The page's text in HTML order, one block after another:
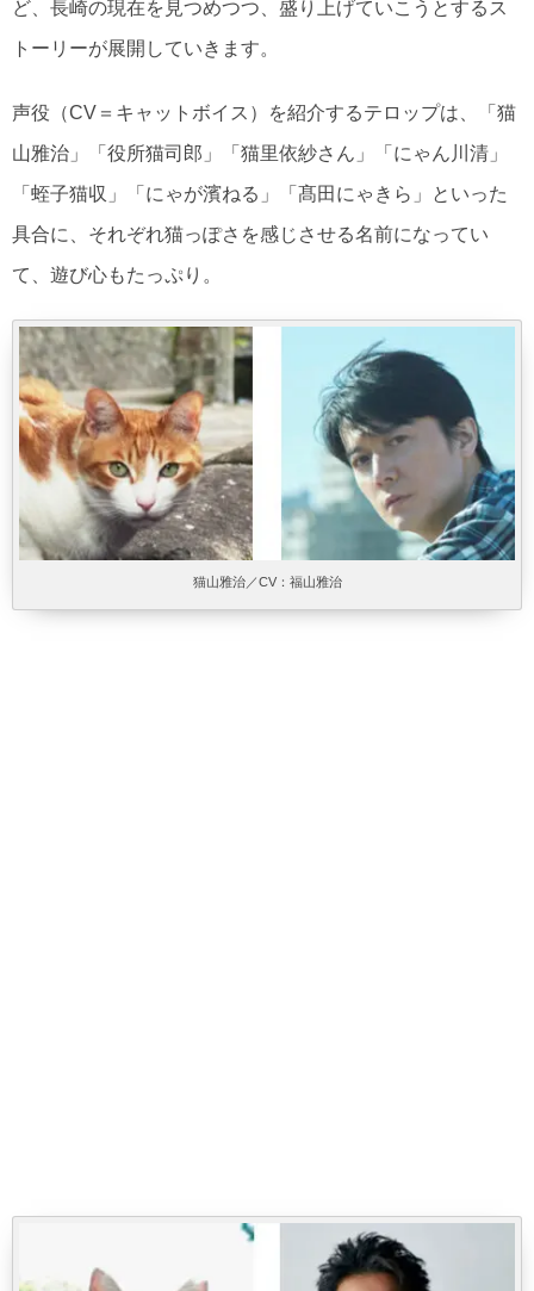
ど、長崎の現在を見つめつつ、盛り上げていこうとするス
トーリーが展開していきます。
声役（CV＝キャットボイス）を紹介するテロップは、「猫
山雅治」「役所猫司郎」「猫里依紗さん」「にゃん川清」
「蛭子猫収」「にゃが濱ねる」「髙田にゃきら」といった
具合に、それぞれ猫っぽさを感じさせる名前になってい
て、遊び心もたっぷり。
猫山雅治／CV：福山雅治